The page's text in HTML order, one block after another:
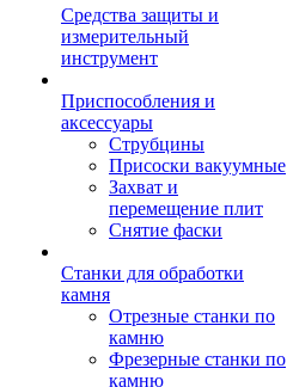
Средства защиты и
измерительный
инструмент
Приспособления и
аксессуары
Струбцины
Присоски вакуумные
Захват и
перемещение плит
Снятие фаски
Станки для обработки
камня
Отрезные станки по
камню
Фрезерные станки по
камню